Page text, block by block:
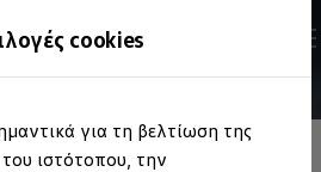
cookies
για τη βελτίωση της
ιστότοπου, την
Volkswagen σας
Οχήματα Volkswagen
μοντέλα
Connect